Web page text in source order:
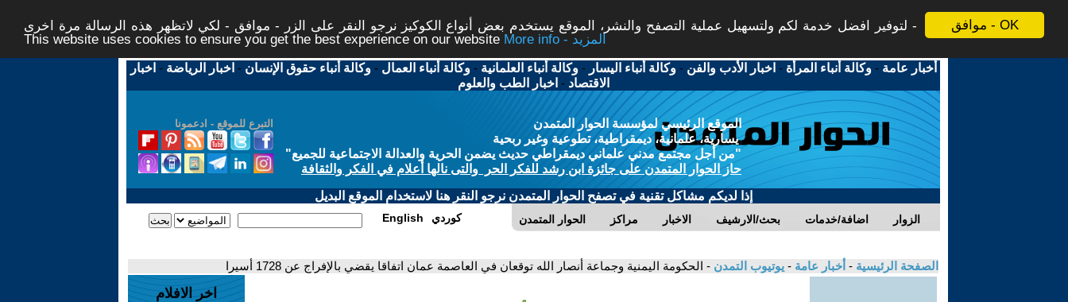
موافق - OK
لتوفير افضل خدمة لكم ولتسهيل عملية التصفح والنشر، الموقع يستخدم بعض أنواع الكوكيز نرجو النقر على الزر - موافق - لكي لاتظهر هذه الرسالة مرة اخرى -
This website uses cookies to ensure you get the best experience on our website
More info - المزيد
أخبار عامة -وكالة أنباء المرأة - اخبار الأدب والفن -وكالة أنباء اليسار -وكالة أنباء العلمانية -وكالة أنباء العمال -وكالة أنباء حقوق الإنسان - اخبار الرياضة - اخبار
الاقتصاد - اخبار الطب والعلوم
التبرع للموقع - ادعمونا
الموقع الرئيسي لمؤسسة الحوار المتمدن
يسارية، علمانية، ديمقراطية، تطوعية وغير ربحية
"من أجل مجتمع مدني علماني ديمقراطي حديث يضمن الحرية والعدالة الاجتماعية للجميع"
حاز الحوار المتمدن على جائزة ابن رشد للفكر الحر والتى نالها أعلام في الفكر والثقافة
إذا لديكم مشاكل تقنية في تصفح الحوار المتمدن نرجو النقر هنا لاستخدام الموقع البديل
الحوار المتمدن مراكز الاخبار بحث/الارشيف اضافة/خدمات الزوار English كوردي
الصفحة الرئيسية - أخبار عامة - يوتيوب التمدن - الحكومة اليمنية وجماعة أنصار الله توقعان في العاصمة عمان اتفاقا يقضي بالإفراج عن 1728 أسيرا
اخر الافلام